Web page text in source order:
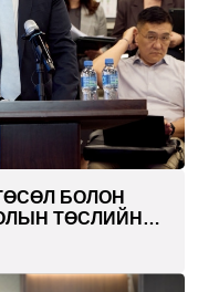
БОЛОН
ТӨСЛИЙН
БОЛЛОО